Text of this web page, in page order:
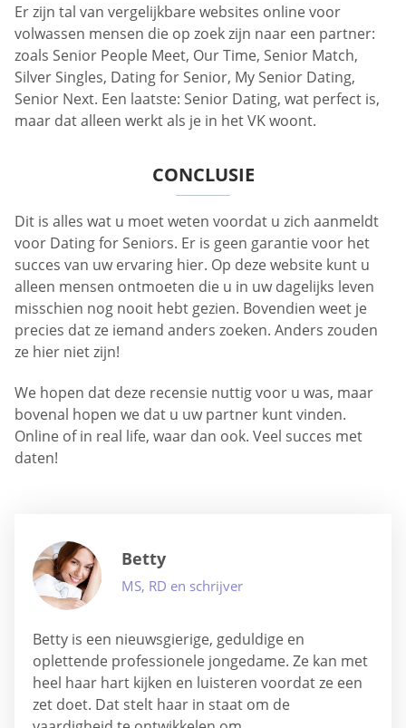
Er zijn tal van vergelijkbare websites online voor
volwassen mensen die op zoek zijn naar een partner:
zoals Senior People Meet, Our Time, Senior Match,
Silver Singles, Dating for Senior, My Senior Dating,
Senior Next. Een laatste: Senior Dating, wat perfect is,
maar dat alleen werkt als je in het VK woont.
CONCLUSIE
Dit is alles wat u moet weten voordat u zich aanmeldt
voor Dating for Seniors. Er is geen garantie voor het
succes van uw ervaring hier. Op deze website kunt u
alleen mensen ontmoeten die u in uw dagelijks leven
misschien nog nooit hebt gezien. Bovendien weet je
precies dat ze iemand anders zoeken. Anders zouden
ze hier niet zijn!
We hopen dat deze recensie nuttig voor u was, maar
bovenal hopen we dat u uw partner kunt vinden.
Online of in real life, waar dan ook. Veel succes met
daten!
Betty
MS, RD en schrijver
Betty is een nieuwsgierige, geduldige en
oplettende professionele jongedame. Ze kan met
heel haar hart kijken en luisteren voordat ze een
zet doet. Dat stelt haar in staat om de